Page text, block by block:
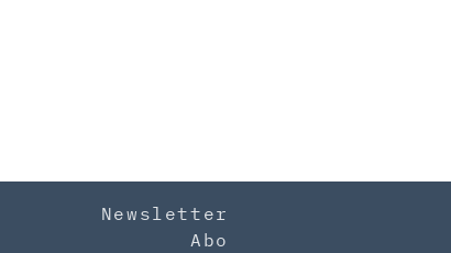
Newsletter
Abo